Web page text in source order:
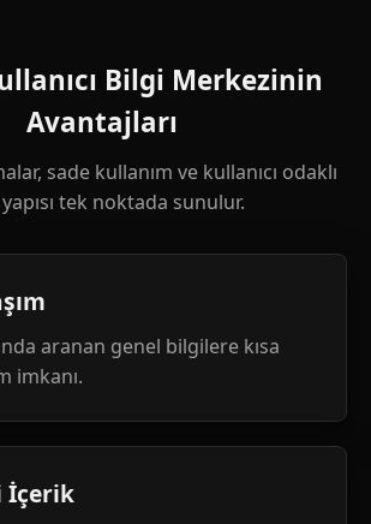
Bilgi Merkezinin
Avantajları
sade kullanım ve kullanıcı odaklı
tek noktada sunulur.
aranan genel bilgilere kısa
imkanı.
İçerik